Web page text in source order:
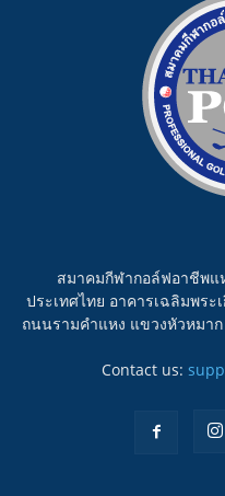
สมาคมกีฬากอล์ฟอาชีพแ
ประเทศไทย อาคารเฉลิมพร
ถนนรามคำแหง แขวงหัวหมา
Contact us: